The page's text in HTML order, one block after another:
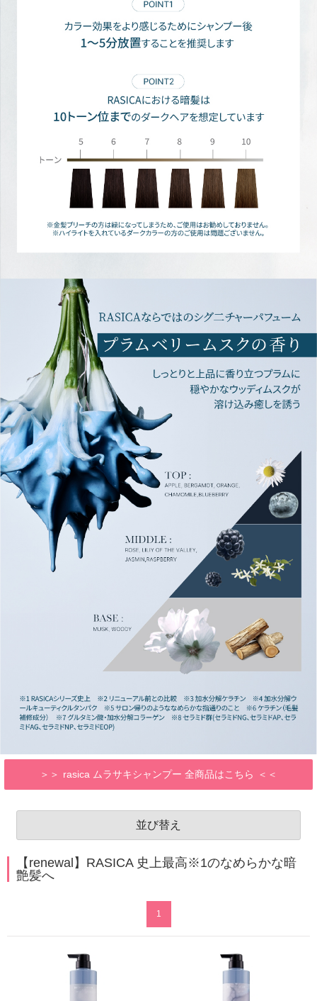
rasica ムラサキシャンプー 全商品はこちら
並び替え
【renewal】RASICA 史上最高※1のなめらかな暗
艶髪へ
1